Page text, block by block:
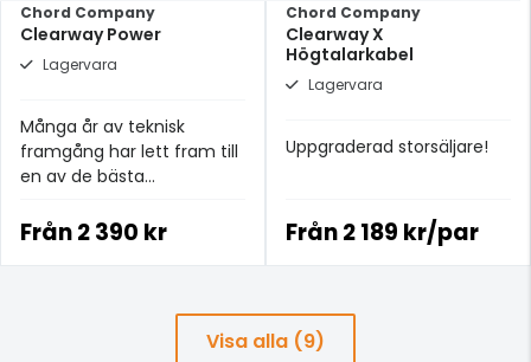
Chord Company
Clearway Power
Lagervara
Många år av teknisk
framgång har lett fram till
en av de bästa
prisklassen.
Från2 390 kr
Chord Company
Clearway X
Högtalarkabel
Lagervara
Uppgraderad storsäljare!
Från2 189 kr/par
Visa alla (9)